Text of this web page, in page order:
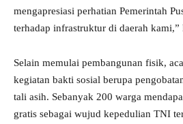
mengapresiasi perhatian Pemerintah
terhadap infrastruktur di daerah kami,”
Selain memulai pembangunan fisik,
kegiatan bakti sosial berupa
tali asih. Sebanyak 200 warga
gratis sebagai wujud kepedulian TNI